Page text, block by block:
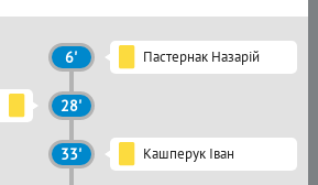
6' Пастернак Назарій
28'
33' Кашперук Іван